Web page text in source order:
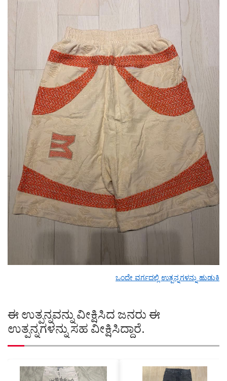
ಒಂದೇ ವರ್ಗದಲ್ಲಿ ಉತ್ಪನ್ನಗಳನ್ನು ಹುಡುಕಿ
ಈ ಉತ್ಪನ್ನವನ್ನು ವೀಕ್ಷಿಸಿದ ಜನರು ಈ
ಉತ್ಪನ್ನಗಳನ್ನು ಸಹ ವೀಕ್ಷಿಸಿದ್ದಾರೆ.